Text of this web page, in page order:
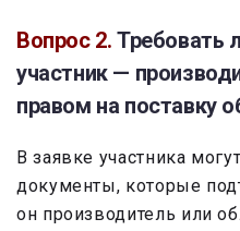
Вопрос 2. Требовать
участник —
правом на поставку
В заявке участника
документы, которые
он производитель или